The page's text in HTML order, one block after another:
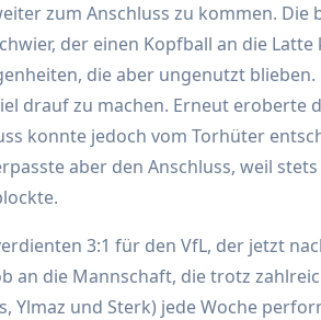
zum Anschluss zu kommen. Die
der einen Kopfball an die
die aber ungenutzt
drauf zu machen. Erneut eroberte
konnte jedoch vom Torhüter
aber den Anschluss, weil
3:1 für den VfL, der jetzt
an die Mannschaft, die trotz
Ylmaz und Sterk) jede Woche